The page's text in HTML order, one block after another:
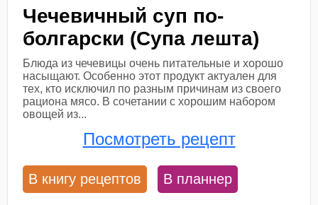
Чечевичный суп по-
болгарски (Супа лешта)
Блюда из чечевицы очень питательные и хорошо
насыщают. Особенно этот продукт актуален для
тех, кто исключил по разным причинам из своего
рациона мясо. В сочетании с хорошим набором
овощей из...
Посмотреть рецепт
В книгу рецептов В планнер